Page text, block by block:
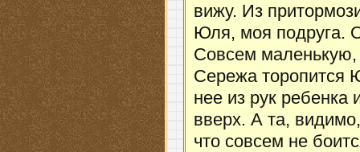
вижу. Из
Юля, моя подруга.
Совсем
Сережа торопится
нее из рук ребенка
вверх. А та,
что совсем не